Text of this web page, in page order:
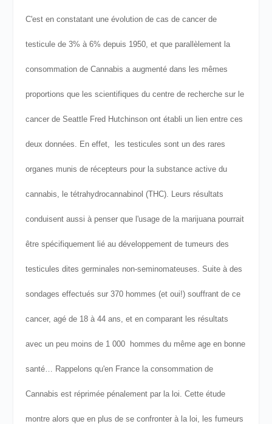
C'est en constatant une évolution de cas de cancer de
testicule de 3% à 6% depuis 1950, et que parallèlement la
consommation de Cannabis a augmenté dans les mêmes
proportions que les scientifiques du centre de recherche sur le
cancer de Seattle Fred Hutchinson ont établi un lien entre ces
deux données. En effet, les testicules sont un des rares
organes munis de récepteurs pour la substance active du
cannabis, le tétrahydrocannabinol (THC). Leurs résultats
conduisent aussi à penser que l'usage de la marijuana pourrait
être spécifiquement lié au développement de tumeurs des
testicules dites germinales non-seminomateuses.Suite à des
sondages effectués sur 370 hommes (et oui!) souffrant de ce
cancer, agé de 18 à 44 ans, et en comparant les résultats
avec un peu moins de 1 000 hommes du même age en bonne
santé… Rappelons qu'en France la consommation de
Cannabis est réprimée pénalement par la loi. Cette étude
montre alors que en plus de se confronter à la loi, les fumeurs